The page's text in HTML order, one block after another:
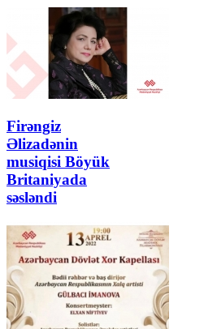
Firəngiz
Əlizadənin
musiqisi Böyük
Britaniyada
səsləndi